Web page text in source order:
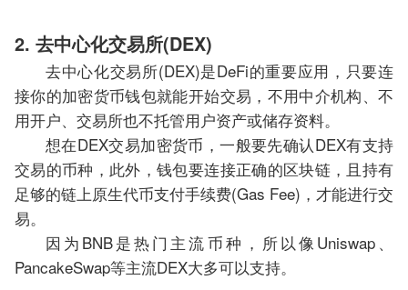
2. 去中心化交易所(DEX)
去中心化交易所(DEX)是DeFi的重要应用，只要连
接你的加密货币钱包就能开始交易，不用中介机构、不
用开户、交易所也不托管用户资产或储存资料。
想在DEX交易加密货币，一般要先确认DEX有支持
交易的币种，此外，钱包要连接正确的区块链，且持有
足够的链上原生代币支付手续费(Gas Fee)，才能进行交
易。
因为BNB是热门主流币种，所以像Uniswap、
PancakeSwap等主流DEX大多可以支持。